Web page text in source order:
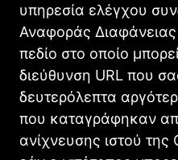
υπηρεσία ελέγχου
Αναφοράς
πεδίο στο οποίο
διεύθυνση URL που
δευτερόλεπτα
που καταγράφηκαν
ανίχνευσης ιστού